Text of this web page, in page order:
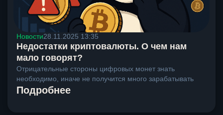
Новости28.11.2025 13:35
Недостатки криптовалюты. О чем нам
мало говорят?
Отрицательные стороны цифровых монет знать
необходимо, иначе не получится много зарабатывать
Подробнее